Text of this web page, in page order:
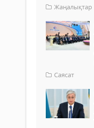
Жаңалықтар
Саясат